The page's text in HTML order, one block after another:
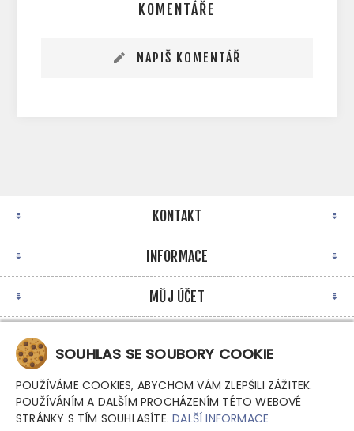
KOMENTÁŘE
NAPIŠ KOMENTÁŘ
KONTAKT
INFORMACE
MŮJ ÚČET
SOUHLAS SE SOUBORY COOKIE
POUŽÍVÁME COOKIES, ABYCHOM VÁM ZLEPŠILI ZÁŽITEK.
POUŽÍVÁNÍM A DALŠÍM PROCHÁZENÍM TÉTO WEBOVÉ
STRÁNKY S TÍM SOUHLASÍTE.DALŠÍ INFORMACE